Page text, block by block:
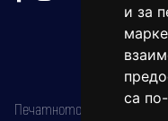
и за
са
Печатното издание на